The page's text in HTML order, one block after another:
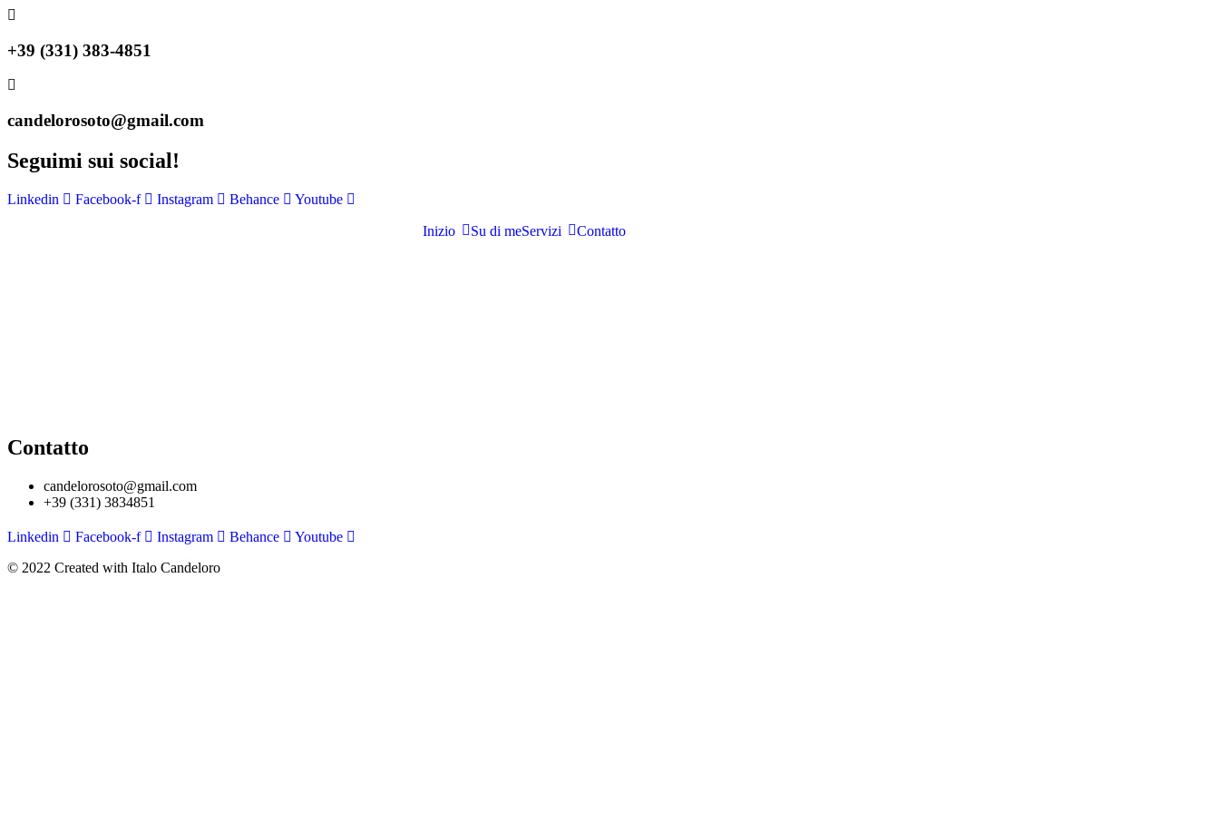
+39 (331) 383-4851
candelorosoto@gmail.com
Seguimi sui social!
Linkedin Facebook-f Instagram Behance Youtube
Inizio Su di meServizi Contatto
Contatto
candelorosoto@gmail.com
+39 (331) 3834851
Linkedin Facebook-f Instagram Behance
Youtube
© 2022 Created with Italo Candeloro